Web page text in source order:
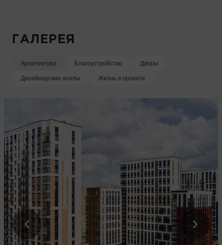
ГАЛЕРЕЯ
Архитектура Благоустройство Дворы
Дизайнерские холлы Жизнь в проекте